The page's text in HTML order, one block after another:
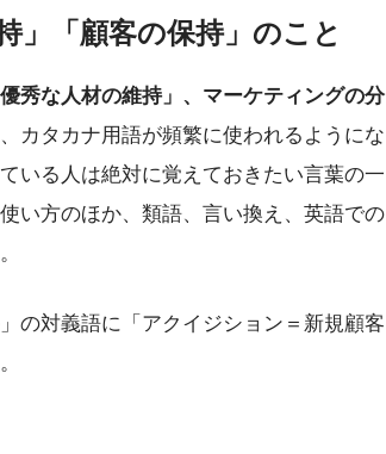
」「顧客の保持」のこと
秀な人材の維持」、マーケティングの分
カタカナ用語が頻繁に使われるようにな
いる人は絶対に覚えておきたい言葉の一
い方のほか、類語、言い換え、英語での
の対義語に「アクイジション＝新規顧客